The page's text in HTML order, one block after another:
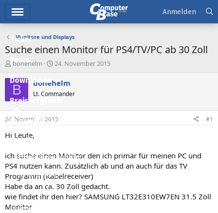
Ticker
Tests
Downloads
Preisvergleich
Forum
Aktuelles
Empfohlene Inhalte
Neue Beiträge
Neueste Aktivitäten
Leserartikel
Anmelden
Monitore und Displays
Suche einen Monitor für PS4/TV/PC ab 30 Zoll
E
s
e
e
bonehelm
E
s
e
t
24. November 2015
B bonehelm
Lt. Commander
24. November 2015 #1
Hi Leute,
ich suche einen Monitor den ich primär für meinen PC und
PS4 nutzen kann. Zusätzlich ab und an auch für das TV
Programm (Kabelreceiver)
Habe da an ca. 30 Zoll gedacht.
wie findet ihr den hier? SAMSUNG LT32E310EW7EN 31.5 Zoll
Monitor